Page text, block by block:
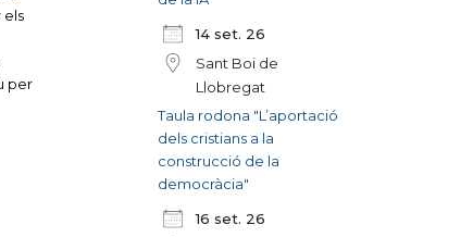
els
per
14 set. 26
Sant Boi de
Llobregat
Taula rodona "L’aportació
dels cristians a la
construcció de la
democràcia"
16 set. 26